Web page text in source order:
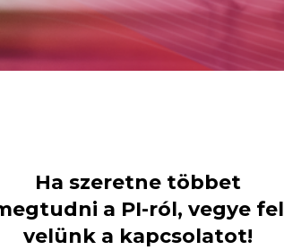
Ha szeretne többet
a PI-ról, vegye fel
velünk a kapcsolatot!